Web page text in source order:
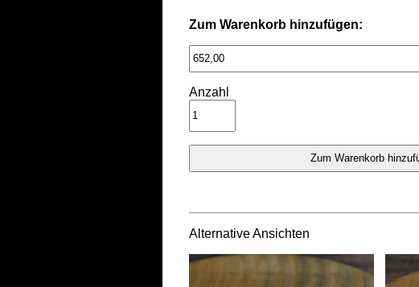
Zum Warenkorb hinzufügen:
Anzahl
Alternative Ansichten